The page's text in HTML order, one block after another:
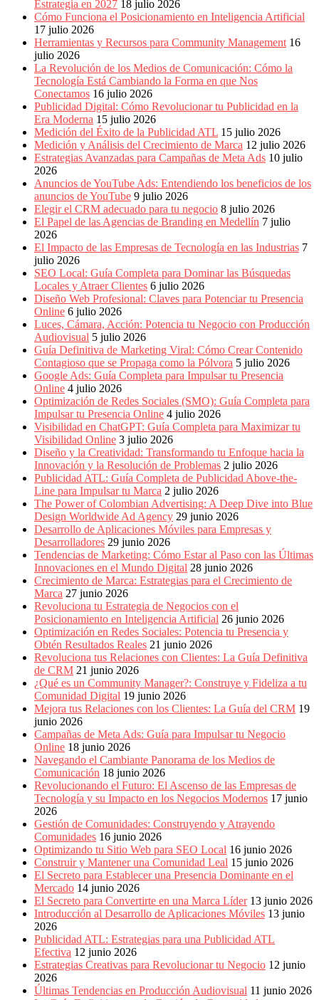
Eventos
Marketing,
Mercadotecnia,
Eventos
Publicitarios,
Colecciónes,
Marcas,
Insigns,
Radio,
Creatividad,
SEO,
Free
RRPP,
Spots,
Comerciales,
Periodismo,
Revistas,
Magazines
ATL,
Periódicos
Producción
Gráfica
Colombia.
Estrategia en 2027 18 julio 2026
Cómo Funciona el Posicionamiento en Inteligencia Artificial
17 julio 2026
Herramientas y Recursos para Community Management 16
julio 2026
La Revolución de los Medios de Comunicación: Cómo la
Tecnología Está Cambiando la Forma en que Nos
Conectamos 16 julio 2026
Publicidad Digital: Cómo Revolucionar tu Publicidad en la
Era Moderna 15 julio 2026
Medición del Éxito de la Publicidad ATL 15 julio 2026
Medición y Análisis del Crecimiento de Marca 12 julio 2026
Estrategias Avanzadas para Campañas de Meta Ads 10 julio
2026
Anuncios de YouTube Ads: Entendiendo los beneficios de los
anuncios de YouTube 9 julio 2026
Elegir el CRM adecuado para tu negocio 8 julio 2026
El Papel de las Agencias de Branding en Medellín 7 julio
2026
El Impacto de las Empresas de Tecnología en las Industrias 7
julio 2026
SEO Local: Guía Completa para Dominar las Búsquedas
Locales y Atraer Clientes 6 julio 2026
Diseño Web Profesional: Claves para Potenciar tu Presencia
Online 6 julio 2026
Luces, Cámara, Acción: Potencia tu Negocio con Producción
Audiovisual 5 julio 2026
Guía Definitiva de Marketing Viral: Cómo Crear Contenido
Contagioso que se Propaga como la Pólvora 5 julio 2026
Google Ads: Guía Completa para Impulsar tu Presencia
Online 4 julio 2026
Optimización de Redes Sociales (SMO): Guía Completa para
Impulsar tu Presencia Online 4 julio 2026
Visibilidad en ChatGPT: Guía Completa para Maximizar tu
Visibilidad Online 3 julio 2026
Diseño y la Creatividad: Transformando tu Enfoque hacia la
Innovación y la Resolución de Problemas 2 julio 2026
Publicidad ATL: Guía Completa de Publicidad Above-the-
Line para Impulsar tu Marca 2 julio 2026
The Power of Colombian Advertising: A Deep Dive into Blue
Design Worldwide Ad Agency 29 junio 2026
Desarrollo de Aplicaciones Móviles para Empresas y
Desarrolladores 29 junio 2026
Tendencias de Marketing: Cómo Estar al Paso con las Últimas
Innovaciones en el Mundo Digital 28 junio 2026
Crecimiento de Marca: Estrategias para el Crecimiento de
Marca 27 junio 2026
Revoluciona tu Estrategia de Negocios con el
Posicionamiento en Inteligencia Artificial 26 junio 2026
Optimización en Redes Sociales: Potencia tu Presencia y
Obtén Resultados Reales 21 junio 2026
Revoluciona tus Relaciones con Clientes: La Guía Definitiva
de CRM 21 junio 2026
¿Qué es un Community Manager?: Construye y Fideliza a tu
Comunidad Digital 19 junio 2026
Mejora tus Relaciones con los Clientes: La Guía del CRM 19
junio 2026
Campañas de Meta Ads: Guía para Impulsar tu Negocio
Online 18 junio 2026
Navegando el Cambiante Panorama de los Medios de
Comunicación 18 junio 2026
Revolucionando el Futuro: El Ascenso de las Empresas de
Tecnología y su Impacto en los Negocios Modernos 17 junio
2026
Gestión de Comunidades: Construyendo y Atrayendo
Comunidades 16 junio 2026
Optimizando tu Sitio Web para SEO Local 16 junio 2026
Construir y Mantener una Comunidad Leal 15 junio 2026
El Secreto para Establecer una Presencia Dominante en el
Mercado 14 junio 2026
El Secreto para Convertirte en una Marca Líder 13 junio 2026
Introducción al Desarrollo de Aplicaciones Móviles 13 junio
2026
Publicidad ATL: Estrategias para una Publicidad ATL
Efectiva 12 junio 2026
Estrategias Creativas para Revolucionar tu Negocio 12 junio
2026
Últimas Tendencias en Producción Audiovisual 11 junio 2026